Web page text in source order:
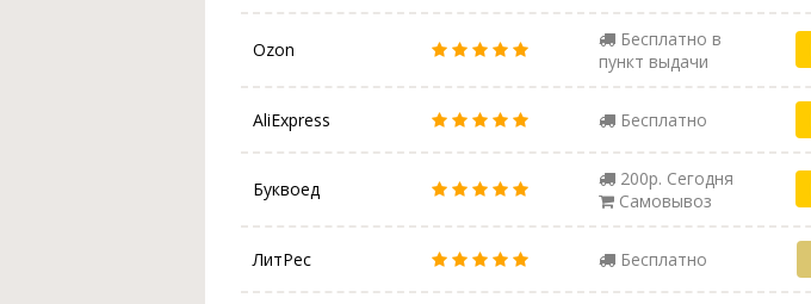
Ozon
Бесплатно в
пункт выдачи
AliExpress Бесплатно
Буквоед
200р. Сегодня
Самовывоз
ЛитРес Бесплатно